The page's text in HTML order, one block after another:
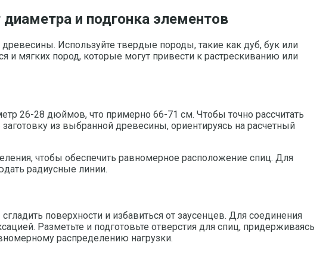
и подгонка элементов
Используйте твердые породы, такие как дуб, бук или
и мягких пород, которые могут привести к растрескиванию или
26-28 дюймов, что примерно 66-71 см. Чтобы точно рассчитать
из выбранной древесины, ориентируясь на расчетный
чтобы обеспечить равномерное расположение спиц. Для
радиусные линии.
поверхности и избавиться от заусенцев. Для соединения
Разметьте и подготовьте отверстия для спиц, придерживаясь
распределению нагрузки.